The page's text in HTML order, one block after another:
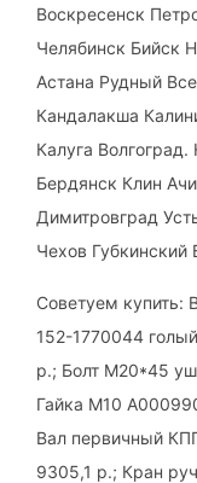
Воскресенск
Челябинск Бийск
Астана Рудный
Кандалакша
Калуга
Бердянск Клин
Димитровград
Чехов
Советуем купить:
152-1770044
р.; Болт М20*45
Гайка М10
Вал первичный
9305,1 р.; Кран